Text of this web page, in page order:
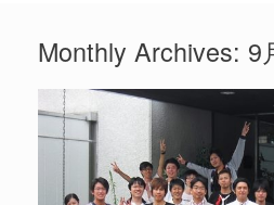
Monthly Archives: 9